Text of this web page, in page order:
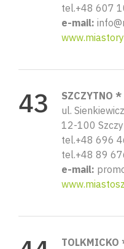
tel.+48 607
e-mail:
SZCZYTNO
ul.
12-100
tel.+48 696
tel.+48 89
e-mail: